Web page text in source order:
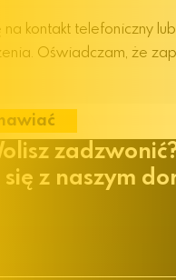
na kontakt telefoniczny
Oświadczam, że
się z naszym